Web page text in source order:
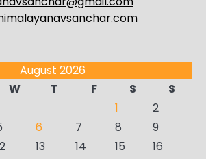
August 2026
W T F S
S
1
2
6 7 8
9
13 14 15
16